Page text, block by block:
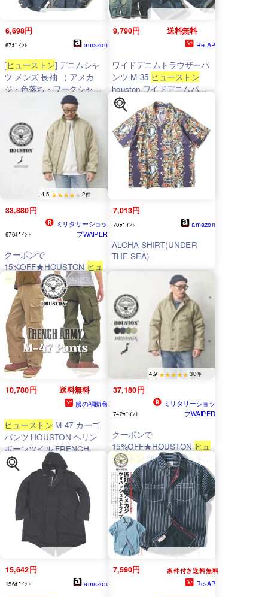
6,698円
67ﾎﾟｲﾝﾄ amazon
[ヒューストン] デニムシャ
ツ メンズ 長袖 （ アメカ
ジ・色落ち・ワークシャ
ツ・USコットン ）（Mサ
イズ・ビンテージ）
9,790円 送料無料
Re-AP
ワイドデニムトラウザーパ
ンツ M-35 ヒューストン
houston ワイドデニムパン
ツ 8ozデニム メンズ リラ
ックス アメカジ ブランド
オシャレ 爆買
33,880円
676ﾎﾟｲﾝﾄ
ミリタリーショッ
プWAIPER
4.5 2件
クーポンで
15%OFF★HOUSTON ヒュ
ーストン5B-1X TANKERS
JACKET（タンカース ジャ
ケット）後期型 日本製
【R】｜フライトジャケッ
ト 防寒 秋冬 ウール ライニ
ング ジップアップ ワーク
ヴィンテージ 男性 紳士 ト
ラッド
7,013円
70ﾎﾟｲﾝﾄ amazon
ALOHA SHIRT(UNDER
THE SEA)
10,780円 送料無料
服の福助商
ヒューストン M-47 カーゴ
パンツ HOUSTON ヘリン
ボーンツイル FRENCH
ARMY M47 ミリタリー フ
ィールドパンツ 1985 新品
37,180円
742ﾎﾟｲﾝﾄ
ミリタリーショッ
プWAIPER
4.9 30件
クーポンで
15%OFF★HOUSTON ヒュ
ーストン 5N-1 N-1デッキジ
ャケット スタンダードモデ
ル 日本製【R】｜アウター
ミリタリージャケット メン
ズ アメカジ ボア ミリタリ
ー 防寒 秋冬 軍モノ ヴィン
テージ ワーク カーキ
15,642円
156ﾎﾟｲﾝﾄ amazon
7,590円 条件付き送料無料
Re-AP